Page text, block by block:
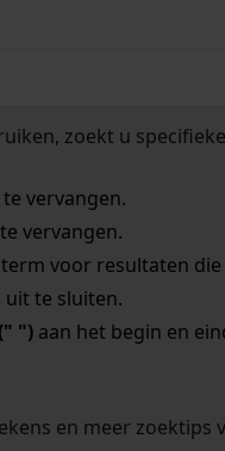
zoekt u
vervangen.
vervangen.
voor resultaten die
te sluiten.
")aan het begin en
en meer zoektips